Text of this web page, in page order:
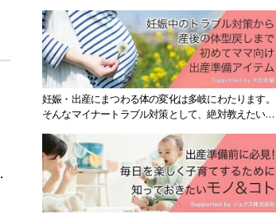
妊娠・出産にまつわる体の変化は多岐にわたります。
そんなマイナートラブル対策として、絶対教えたい！